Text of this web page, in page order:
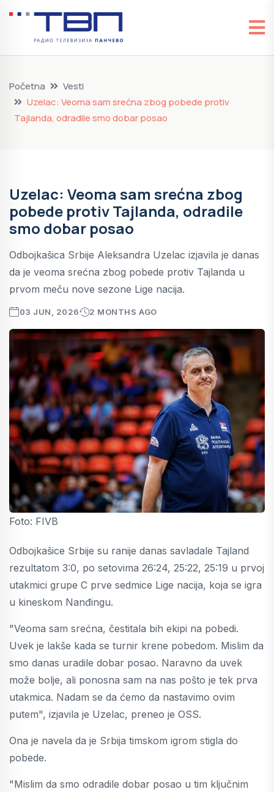
Početna
Vesti
Uzelac: Veoma sam srećna zbog pobede protiv
Tajlanda, odradile smo dobar posao
Uzelac: Veoma sam srećna zbog
pobede protiv Tajlanda, odradile
smo dobar posao
Odbojkašica Srbije Aleksandra Uzelac izjavila je danas
da je veoma srećna zbog pobede protiv Tajlanda u
prvom meču nove sezone Lige nacija.
03 JUN, 2026 2 MONTHS AGO
Foto: FIVB
Odbojkašice Srbije su ranije danas savladale Tajland
rezultatom 3:0, po setovima 26:24, 25:22, 25:19 u prvoj
utakmici grupe C prve sedmice Lige nacija, koja se igra
u kineskom Nanđingu.
"Veoma sam srećna, čestitala bih ekipi na pobedi.
Uvek je lakše kada se turnir krene pobedom. Mislim da
smo danas uradile dobar posao. Naravno da uvek
može bolje, ali ponosna sam na nas pošto je tek prva
utakmica. Nadam se da ćemo da nastavimo ovim
putem", izjavila je Uzelac, preneo je OSS.
Ona je navela da je Srbija timskom igrom stigla do
pobede.
"Mislim da smo odradile dobar posao u tim ključnim